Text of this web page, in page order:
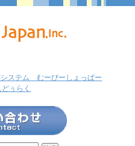
システム むーびーしょっぱー
ぅらく